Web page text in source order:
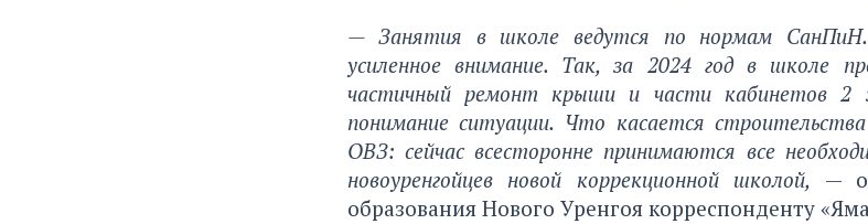
— Занятия в школе ведутся по нормам СанПиН.
усиленное внимание. Так, за 2024 год в школе
частичный ремонт крыши и части кабинетов 2
понимание ситуации. Что касается
ОВЗ: сейчас всесторонне принимаются все
новоуренгойцев новой коррекционной школой, —
образования Нового Уренгоя корреспонденту